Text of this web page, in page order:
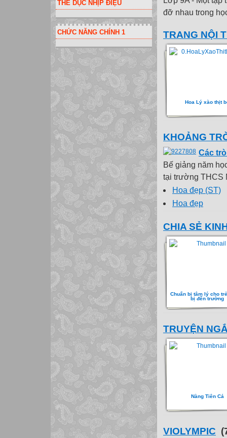
THỂ DỤC NHỊP ĐIỆU
CHỨC NĂNG CHÍNH 1
đỡ nhau trong
TRANG NỘI
Hoa Lý xào thịt
KHOẢNG
Các
Bế giảng năm
tại trường THCS
Hoa đẹp (ST)
Hoa đẹp
CHIA SẺ
Chuẩn bị tâm lý cho
bị đến trường
TRUYỆN
Nàng Tiên Cá
VIOLYMPIC